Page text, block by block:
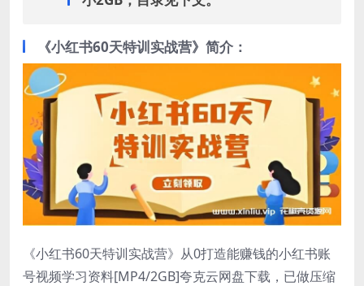
《小红书60天特训实战营》简介：
《小红书60天特训实战营》从0打造能赚钱的小红书账
号视频学习资料[MP4/2GB]夸克云网盘下载，已做压缩